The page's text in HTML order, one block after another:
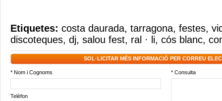
Etiquetes: costa daurada, tarragona, festes,
discoteques, dj, salou fest, ral · li, cós blanc,
SOL·LICITAR MÉS INFORMACIÓ PER CORREU
* Nom i Cognoms * Consulta
Telèfon